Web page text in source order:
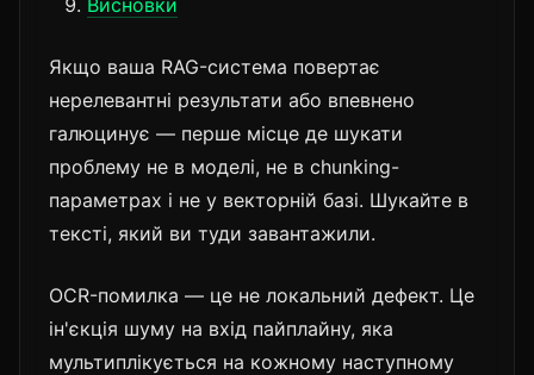
Висновки
Якщо ваша RAG-система повертає
нерелевантні результати або впевнено
галюцинує — перше місце де шукати
проблему не в моделі, не в chunking-
параметрах і не у векторній базі. Шукайте в
тексті, який ви туди завантажили.
OCR-помилка — це не локальний дефект. Це
ін'єкція шуму на вхід пайплайну, яка
мультиплікується на кожному наступному